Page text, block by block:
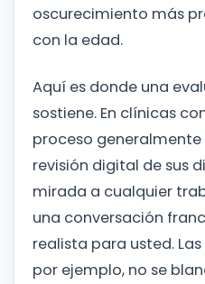
oscurecimiento más
con la edad.
Aquí es donde una
sostiene. En clínicas
proceso
revisión digital de sus
mirada a cualquier
una conversación
realista para usted.
por ejemplo, no se